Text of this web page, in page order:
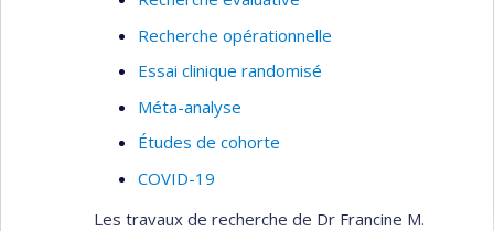
Recherche opérationnelle
Essai clinique randomisé
Méta-analyse
Études de cohorte
COVID-19
Les travaux de recherche de Dr Francine M.